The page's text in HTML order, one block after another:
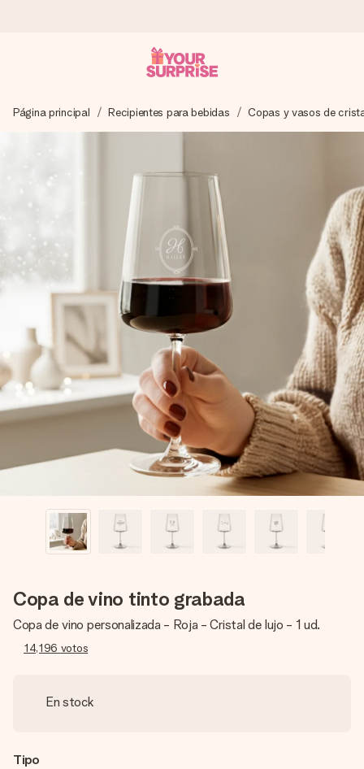
Preparamos tu regalo con cuidado y lo enviamos al vuelo,
para que lo entregues en el momento perfecto, cuando más
4,5 (basado en +15.000 opiniones)
Nuestros regalos inspiran. Los clientes nos dan un 4,5 en
Google Reviews.
Tarjeta de felicitación gratuita
Crea algo único en pocos pasos – con su nombre, tu foto o
un mensaje que llegue al corazón. Sin complicaciones, solo
todo el amor para el momento.
Página principal Recipientes para bebidas Copas y vasos de
Copa de vino tinto grabada
Copa de vino personalizada - Roja - Cristal de lujo - 1 ud.
14,196 votos
En stock
Tipo